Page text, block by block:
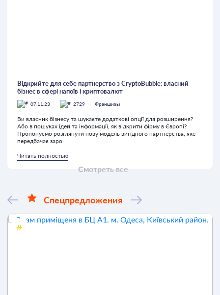
Смотреть все
Відкрийте для себе партнерство з CryptoBubble: власний
бізнес в сфері напоїв і криптовалют
07.11.23 2729 Франшизы
Ви власник бізнесу та шукаєте додаткові опції для розширення?
Або в пошуках ідей та інформації, як відкрити фірму в Європі?
Пропонуємо розглянути нову модель вигідного партнерства, яке
передбачає заро
Читать полностью
Спецпредложения